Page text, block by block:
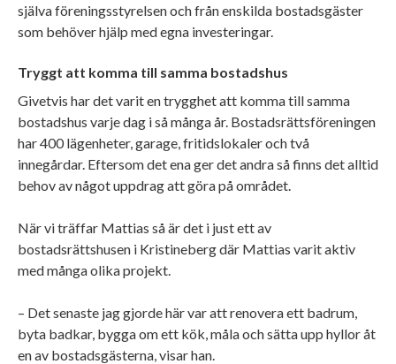
själva föreningsstyrelsen och från enskilda bostadsgäster
som behöver hjälp med egna investeringar.
Tryggt att komma till samma bostadshus
Givetvis har det varit en trygghet att komma till samma
bostadshus varje dag i så många år. Bostadsrättsföreningen
har 400 lägenheter, garage, fritidslokaler och två
innegårdar. Eftersom det ena ger det andra så finns det alltid
behov av något uppdrag att göra på området.
När vi träffar Mattias så är det i just ett av
bostadsrättshusen i Kristineberg där Mattias varit aktiv
med många olika projekt.
– Det senaste jag gjorde här var att renovera ett badrum,
byta badkar, bygga om ett kök, måla och sätta upp hyllor åt
en av bostadsgästerna, visar han.